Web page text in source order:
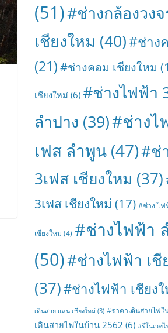
(51)#ช่างกล้องวง
เชียงใหม (40)#ช่าง
(21)#ช่างคอม เชียงใหม
เชียงใหม่ (6) #ช่างไฟฟ้า
ลำปาง (39)#ช่างไ
เฟส ลำพูน (47)#ช่
3เฟส เชียงใหม (37)
3เฟส เชียงใหม่ (17) #ช่าง ไฟ
เชียงใหม่ (4) #ช่างไฟฟ้า
(50)#ช่างไฟฟ้า เชี
(37)#ช่างไฟฟ้า เชียง
เดินสาย แลน เชียงใหม่ (3) #ราคาเดินสายไฟใ
เดินสายไฟในบ้าน 2562 (6) #รีโนเวท